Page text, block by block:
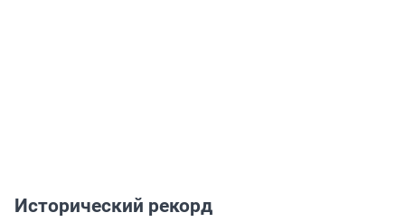
Исторический рекорд